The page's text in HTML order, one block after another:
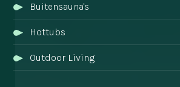
Buitensauna's
Hottubs
Outdoor Living